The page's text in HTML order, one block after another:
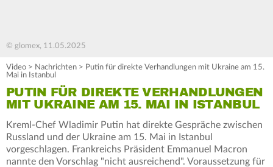
© glomex, 11.05.2025
Video > Nachrichten > Putin für direkte Verhandlungen mit Ukraine am 15.
Mai in Istanbul
PUTIN FÜR DIREKTE VERHANDLUNGEN
MIT UKRAINE AM 15. MAI IN ISTANBUL
Kreml-Chef Wladimir Putin hat direkte Gespräche zwischen
Russland und der Ukraine am 15. Mai in Istanbul
vorgeschlagen. Frankreichs Präsident Emmanuel Macron
nannte den Vorschlag "nicht ausreichend". Voraussetzung für